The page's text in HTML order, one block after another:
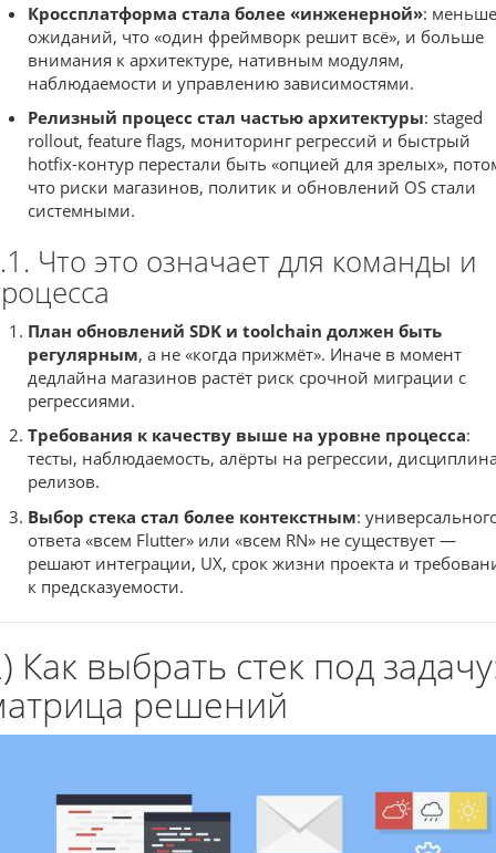
Кроссплатформа стала более «инженерной»: меньше
ожиданий, что «один фреймворк решит всё», и больше
внимания к архитектуре, нативным модулям,
наблюдаемости и управлению зависимостями.
Релизный процесс стал частью архитектуры: staged
rollout, feature flags, мониторинг регрессий и быстрый
hotfix-контур перестали быть «опцией для зрелых»,
что риски магазинов, политик и обновлений OS стали
системными.
Что это означает для команды и
План обновлений SDK и toolchain должен быть
регулярным, а не «когда прижмёт». Иначе в момент
дедлайна магазинов растёт риск срочной миграции с
регрессиями.
Требования к качеству выше на уровне процесса:
тесты, наблюдаемость, алёрты на регрессии,
релизов.
Выбор стека стал более контекстным:
ответа «всем Flutter» или «всем RN» не существует —
решают интеграции, UX, срок жизни проекта и
к предсказуемости.
Как выбрать стек под
решений